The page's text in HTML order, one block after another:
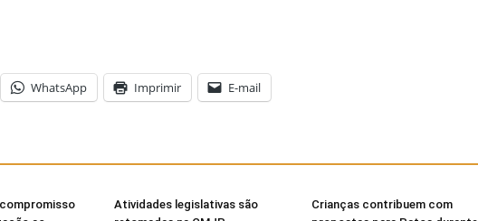
WhatsApp Imprimir E-mail
Atividades legislativas são
Crianças contribuem com